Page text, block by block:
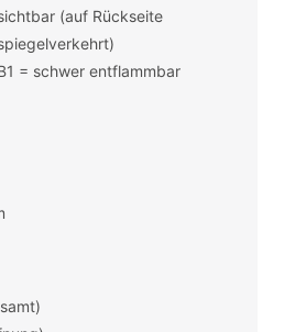
(auf Rückseite
= schwer entflammbar